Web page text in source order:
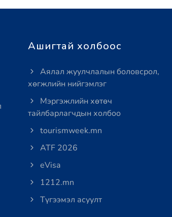
Ашигтай холбоос
Аялал жуулчлалын боловсрол,
хөгжлийн нийгэмлэг
Мэргэжлийн хөтөч
тайлбарлагчдын холбоо
tourismweek.mn
ATF 2026
eVisa
1212.mn
Түгээмэл асуулт